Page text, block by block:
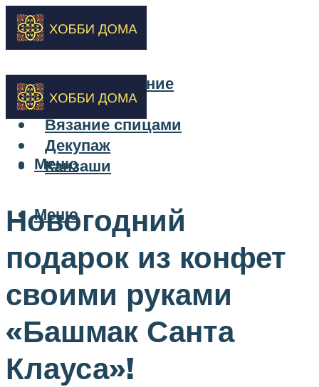
Бисероплетение
Вышивка
Вязание спицами
Декупаж
Канзаши
Меню
Меню
Новогодний
подарок из конфет
своими руками
«Башмак Санта
Клауса»!